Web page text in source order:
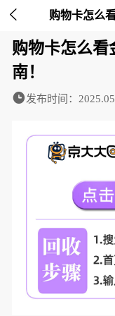

购物卡怎么看
南！
发布时间：